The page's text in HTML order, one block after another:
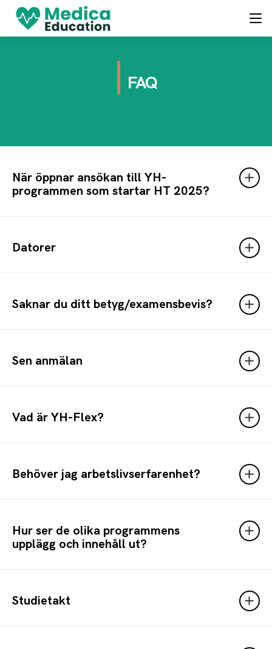
FAQ
När öppnar ansökan till YH-
programmen som startar HT 2025?
Datorer
Saknar du ditt betyg/examensbevis?
Sen anmälan
Vad är YH-Flex?
Behöver jag arbetslivserfarenhet?
Hur ser de olika programmens
upplägg och innehåll ut?
Studietakt